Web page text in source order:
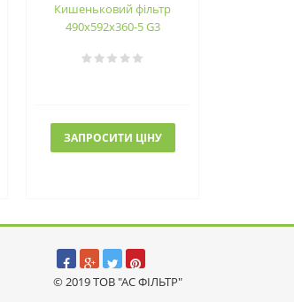
Кишеньковий фільтр
490х592х360-5 G3
ЗАПРОСИТИ ЦІНУ
© 2019 ТОВ "АС ФІЛЬТР"